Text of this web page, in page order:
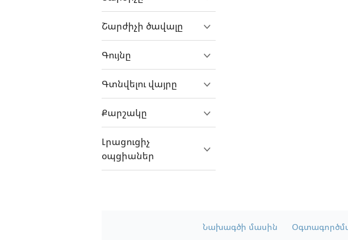
FAW
Ferrari
Fiat
Fiat Professional
Fisker
Focus
Ford
Foton
Freightliner
Շարժիչի ծավալը
Գույնը
Գտնվելու վայրը
Քարշակը
Լրացուցիչ
օպցիաներ
Նախագծի մասին